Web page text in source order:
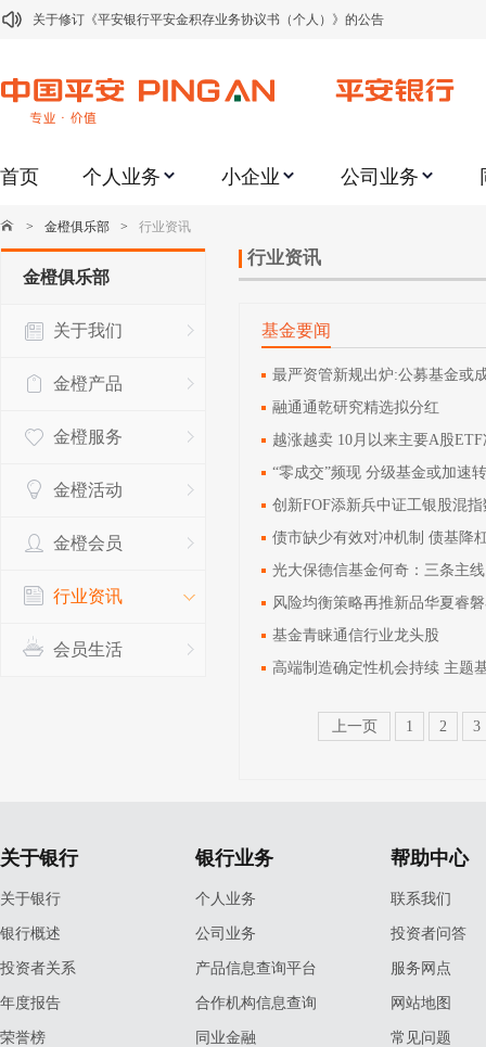
关于修订《平安银行平安金积存业务协议书（个人）》的公告
关于2021年劳动节期间代理贵金属业务风险提示的通知
关于加强代理贵金属业务风险防范的提示
关于进一步加强代理贵金属业务风险防范的提示
关于平安银行电子版信用卡更名为平安银行数字信用卡的公告
关于调整存量首套住房贷款利率的公告
首页 个人业务 小企业 公司业务
> 金橙俱乐部 > 行业资讯
金橙俱乐部
关于我们
金橙产品
金橙服务
金橙活动
金橙会员
行业资讯
会员生活
行业资讯
基金要闻
最严资管新规出炉:公募基金或
融通通乾研究精选拟分红
越涨越卖 10月以来主要A股
“零成交”频现 分级基金或加速
创新FOF添新兵中证工银股混
债市缺少有效对冲机制 债基降
光大保德信基金何奇：三条主
风险均衡策略再推新品华夏睿
基金青睐通信行业龙头股
高端制造确定性机会持续 主题
上一页 1 2 3
关于银行
关于银行
银行概述
投资者关系
年度报告
荣誉榜
银行业务
个人业务
公司业务
产品信息查询平台
合作机构信息查询
同业金融
帮助中心
联系我们
投资者问答
服务网点
网站地图
常见问题